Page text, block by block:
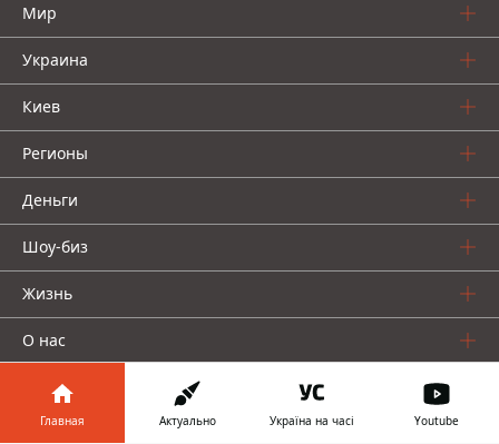
Мир
Украина
Киев
Регионы
Деньги
Шоу-биз
Жизнь
О нас
Главная Актуально Україна на часі Youtube